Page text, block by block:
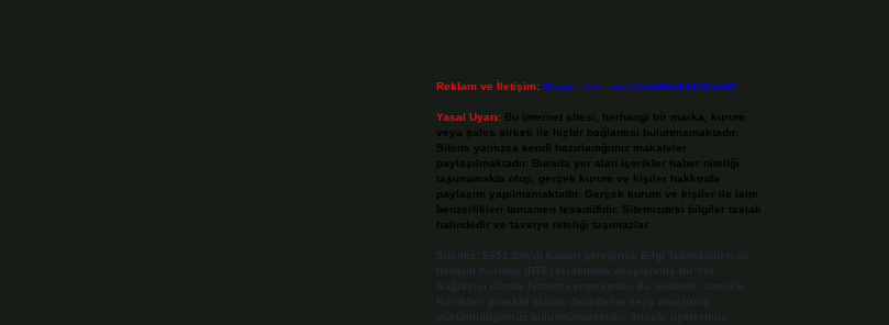
Reklam ve İletişim: Skype: live:.cid.575569c608265c69
Yasal Uyarı: Bu internet sitesi, herhangi bir marka, kurum
veya şahıs şirketi ile hiçbir bağlantısı bulunmamaktadır.
Sitede yalnızca kendi hazırladığımız makaleler
paylaşılmaktadır. Burada yer alan içerikler haber niteliği
taşımamakta olup, gerçek kurum ve kişiler hakkında
paylaşım yapılmamaktadır. Gerçek kurum ve kişiler ile isim
benzerlikleri tamamen tesadüfidir. Sitemizdeki bilgiler taslak
halindedir ve tavsiye niteliği taşımazlar.
Sitemiz, 5651 Sayılı Kanun gereğince Bilgi Teknolojileri ve
İletişim Kurumu (BTK) tarafından onaylanmış bir Yer
Sağlayıcı olarak hizmet vermektedir. Bu nedenle, sitedeki
içerikleri proaktif olarak denetleme veya araştırma
yükümlülüğümüz bulunmamaktadır. Ancak, üyelerimiz